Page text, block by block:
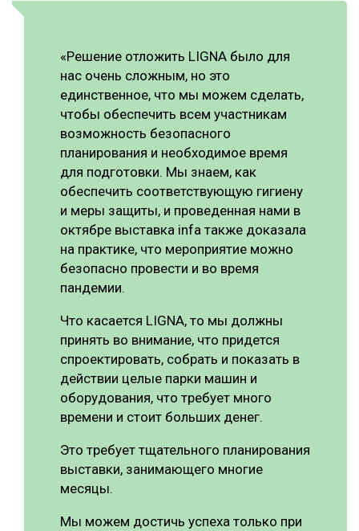
«Решение отложить LIGNA было для
нас очень сложным, но это
единственное, что мы можем сделать,
чтобы обеспечить всем участникам
возможность безопасного
планирования и необходимое время
для подготовки. Мы знаем, как
обеспечить соответствующую гигиену
и меры защиты, и проведенная нами в
октябре выставка infa также доказала
на практике, что мероприятие можно
безопасно провести и во время
пандемии.
Что касается LIGNA, то мы должны
принять во внимание, что придется
спроектировать, собрать и показать в
действии целые парки машин и
оборудования, что требует много
времени и стоит больших денег.
Это требует тщательного планирования
выставки, занимающего многие
месяцы.
Мы можем достичь успеха только при